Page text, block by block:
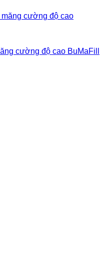
cường độ cao BuMaFill